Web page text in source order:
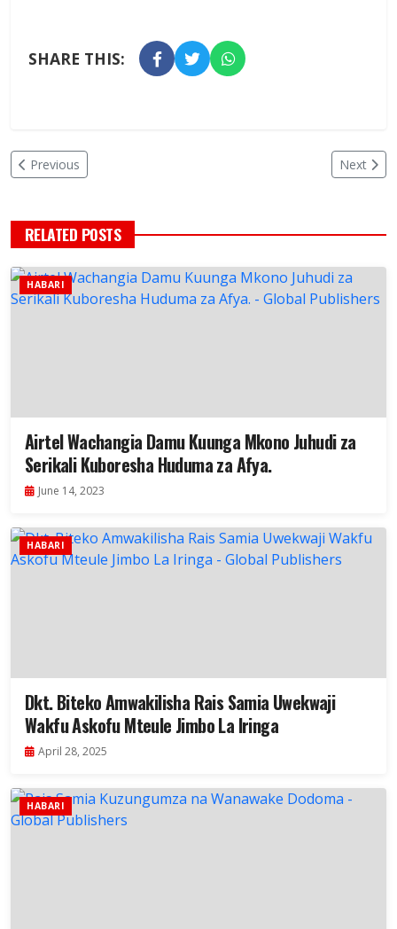
SHARE THIS:
Previous Next
RELATED POSTS
HABARI
Airtel Wachangia Damu Kuunga Mkono Juhudi za
Serikali Kuboresha Huduma za Afya.
June 14, 2023
HABARI
Dkt. Biteko Amwakilisha Rais Samia Uwekwaji
Wakfu Askofu Mteule Jimbo La Iringa
April 28, 2025
HABARI